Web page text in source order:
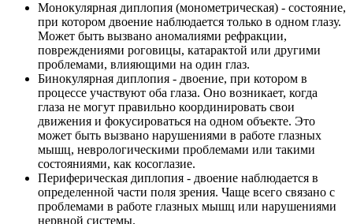
Монокулярная диплопия (монометрическая) - состояние,
при котором двоение наблюдается только в одном глазу.
Может быть вызвано аномалиями рефракции,
повреждениями роговицы, катарактой или другими
проблемами, влияющими на один глаз.
Бинокулярная диплопия - двоение, при котором в
процессе участвуют оба глаза. Оно возникает, когда
глаза не могут правильно координировать свои
движения и фокусироваться на одном объекте. Это
может быть вызвано нарушениями в работе глазных
мышц, неврологическими проблемами или такими
состояниями, как косоглазие.
Периферическая диплопия - двоение наблюдается в
определенной части поля зрения. Чаще всего связано с
проблемами в работе глазных мышц или нарушениями
нервной системы.